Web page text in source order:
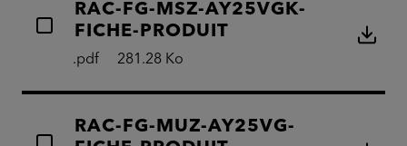
RAC-FG-MSZ-AY25VGK-
FICHE-PRODUIT
.pdf 281.28 Ko
RAC-FG-MUZ-AY25VG-